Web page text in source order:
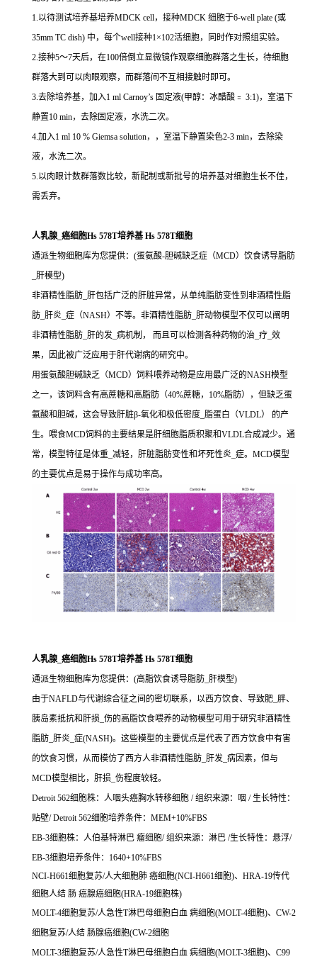
1.以待测试培养基培养MDCK cell，接种MDCK 细胞于6-well plate (或
35mm TC dish) 中，每个well接种1×102活细胞，同时作对照组实验。
2.接种5～7天后，在100倍倒立显微镜作观察细胞群落之生长，待细胞
群落大到可以肉眼观察，而群落间不互相接触时即可。
3.去除培养基，加入1 ml Carnoy’s 固定液(甲醇：冰醋酸﹦ 3:1)，室温下
静置10 min，去除固定液，水洗二次。
4.加入1 ml 10 % Giemsa solution，，室温下静置染色2-3 min，去除染
液，水洗二次。
5.以肉眼计数群落数比较，新配制或新批号的培养基对细胞生长不佳，
需丢弃。
人乳腺_癌细胞Hs 578T培养基 Hs 578T细胞
通派生物细胞库为您提供：(蛋氨酸-胆碱缺乏症（MCD）饮食诱导脂肪
_肝模型)
非酒精性脂肪_肝包括广泛的肝脏异常，从单纯脂肪变性到非酒精性脂
肪_肝炎_症（NASH）不等。非酒精性脂肪_肝动物模型不仅可以阐明
非酒精性脂肪_肝的发_病机制， 而且可以检测各种药物的治_疗_效
果，因此被广泛应用于肝代谢病的研究中。
用蛋氨酸胆碱缺乏（MCD）饲料喂养动物是应用最广泛的NASH模型
之一，该饲料含有高蔗糖和高脂肪（40%蔗糖，10%脂肪），但缺乏蛋
氨酸和胆碱，这会导致肝脏β-氧化和极低密度_脂蛋白（VLDL） 的产
生。喂食MCD饲料的主要结果是肝细胞脂质积聚和VLDL合成减少。通
常，模型特征是体重_减轻，肝脏脂肪变性和坏死性炎_症。MCD模型
的主要优点是易于操作与成功率高。
人乳腺_癌细胞Hs 578T培养基 Hs 578T细胞
通派生物细胞库为您提供：(高脂饮食诱导脂肪_肝模型)
由于NAFLD与代谢综合征之间的密切联系，以西方饮食、导致肥_胖、
胰岛素抵抗和肝损_伤的高脂饮食喂养的动物模型可用于研究非酒精性
脂肪_肝炎_症(NASH)。这些模型的主要优点是代表了西方饮食中有害
的饮食习惯，从而模仿了西方人非酒精性脂肪_肝发_病因素，但与
MCD模型相比，肝损_伤程度较轻。
Detroit 562细胞株：人咽头癌胸水转移细胞 / 组织来源：咽 / 生长特性：
贴壁/ Detroit 562细胞培养条件：MEM+10%FBS
EB-3细胞株：人伯基特淋巴 瘤细胞/ 组织来源：淋巴 /生长特性：悬浮/
EB-3细胞培养条件：1640+10%FBS
NCI-H661细胞复苏/人大细胞肺 癌细胞(NCI-H661细胞)、HRA-19传代
细胞人结 肠 癌腺癌细胞(HRA-19细胞株)
MOLT-4细胞复苏/人急性T淋巴母细胞白血 病细胞(MOLT-4细胞)、CW-2
细胞复苏/人结 肠腺癌细胞(CW-2细胞
MOLT-3细胞复苏/人急性T淋巴母细胞白血 病细胞(MOLT-3细胞)、C99